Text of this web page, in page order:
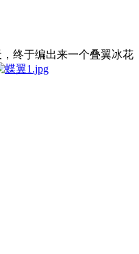
终于编出来一个叠翼冰花